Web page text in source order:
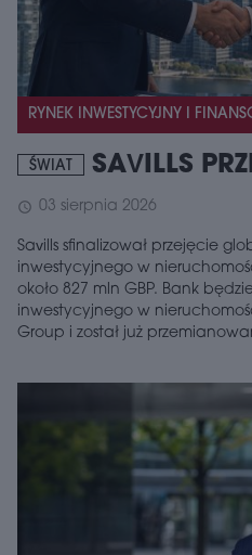
RYNEK INWESTYCYJNY I
ŚWIAT SAVILLS
schedule 03 sierpnia 2026
Savills sfinalizował przejęcie
inwestycyjnego w
około 827 mln GBP. Bank
inwestycyjnego w
Group i został już